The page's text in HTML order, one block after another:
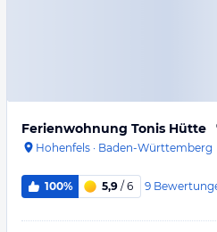
Ferienwohnung Tonis Hütte
Hohenfels · Baden-Württemberg
100% 5,9 / 6 9